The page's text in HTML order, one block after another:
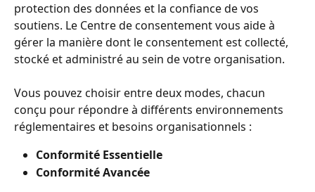
protection des données et la confiance de vos
soutiens. Le Centre de consentement vous aide à
gérer la manière dont le consentement est collecté,
stocké et administré au sein de votre organisation.
Vous pouvez choisir entre deux modes, chacun
conçu pour répondre à différents environnements
réglementaires et besoins organisationnels :
Conformité Essentielle
Conformité Avancée